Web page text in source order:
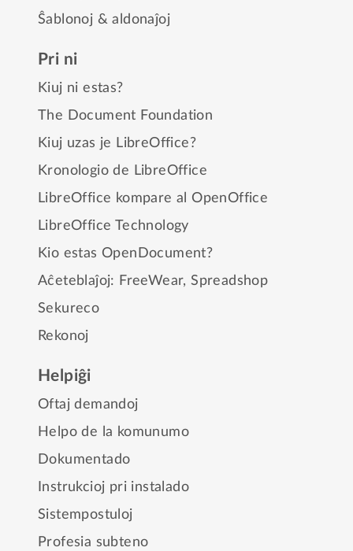
Ŝablonoj & aldonaĵoj
Pri ni
Kiuj ni estas?
The Document Foundation
Kiuj uzas je LibreOffice?
Kronologio de LibreOffice
LibreOffice kompare al OpenOffice
LibreOffice Technology
Kio estas OpenDocument?
Aĉeteblaĵoj: FreeWear,Spreadshop
Sekureco
Rekonoj
Helpiĝi
Oftaj demandoj
Helpo de la komunumo
Dokumentado
Instrukcioj pri instalado
Sistempostuloj
Profesia subteno